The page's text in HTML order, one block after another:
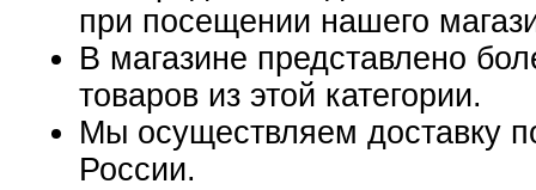
при посещении нашего
В магазине представлено
товаров из этой категории.
Мы осуществляем доставку
России.